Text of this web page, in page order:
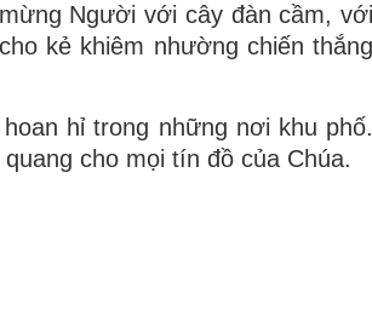
Người với cây đàn cầm, với
kẻ khiêm nhường chiến thắng
hỉ trong những nơi khu phố.
cho mọi tín đồ của Chúa.